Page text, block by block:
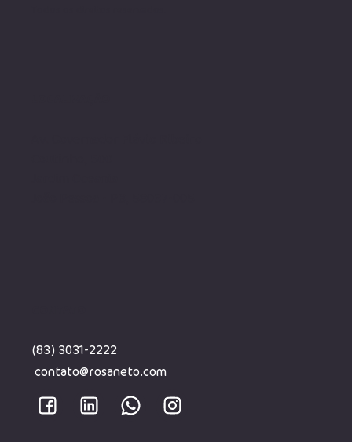
(83) 3031-2222
contato@rosaneto.com